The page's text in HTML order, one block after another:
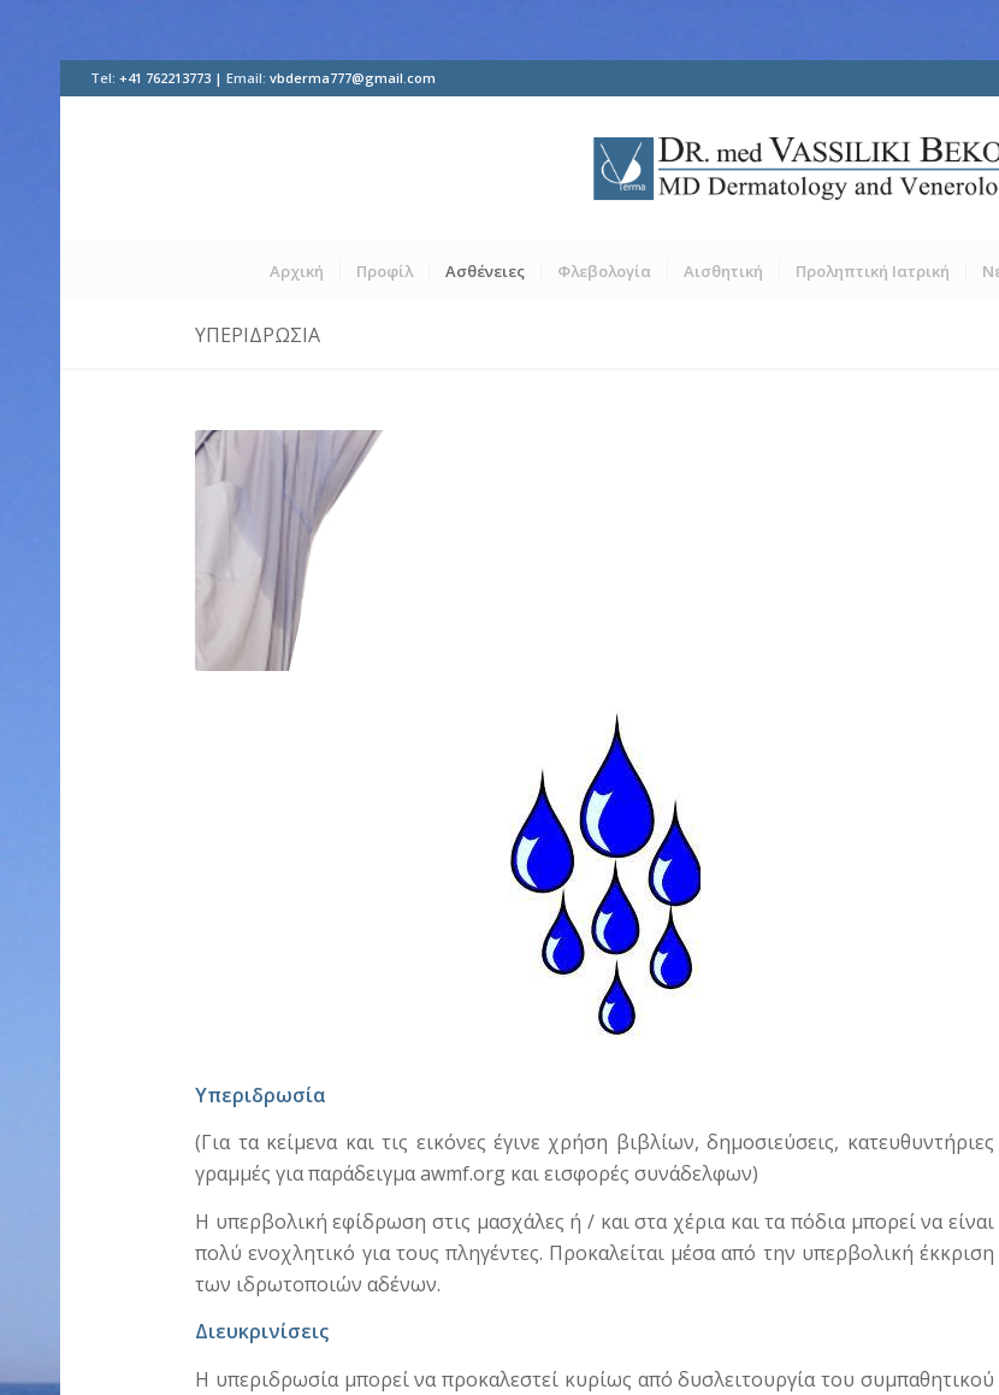
Tel: +41 762213773 | Email: vbderma777@gmail.com
Αρχική Προφίλ Ασθένειες Φλεβολογία Αισθητική Προληπτική Ιατρική
ΥΠΕΡΙΔΡΩΣΊΑ
Υπεριδρωσία
(Για τα κείμενα και τις εικόνες έγινε χρήση βιβλίων, δημοσιεύσεις, κατευθυντήριες
γραμμές για παράδειγμα awmf.org και εισφορές συνάδελφων)
Η υπερβολική εφίδρωση στις μασχάλες ή / και στα χέρια και τα πόδια μπορεί να είναι
πολύ ενοχλητικό για τους πληγέντες. Προκαλείται μέσα από την υπερβολική έκκριση
των ιδρωτοποιών αδένων.
Διευκρινίσεις
Η υπεριδρωσία μπορεί να προκαλεστεί κυρίως από δυσλειτουργία του συμπαθητικού